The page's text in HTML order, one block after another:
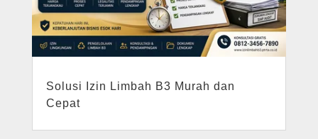
Solusi Izin Limbah B3 Murah dan
Cepat